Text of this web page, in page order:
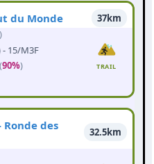
du Monde
37km
- 15/M3F
90%)
TRAIL
des
32.5km